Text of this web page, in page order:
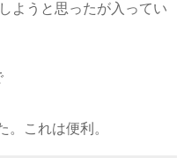
ようと思ったが入ってい
。これは便利。